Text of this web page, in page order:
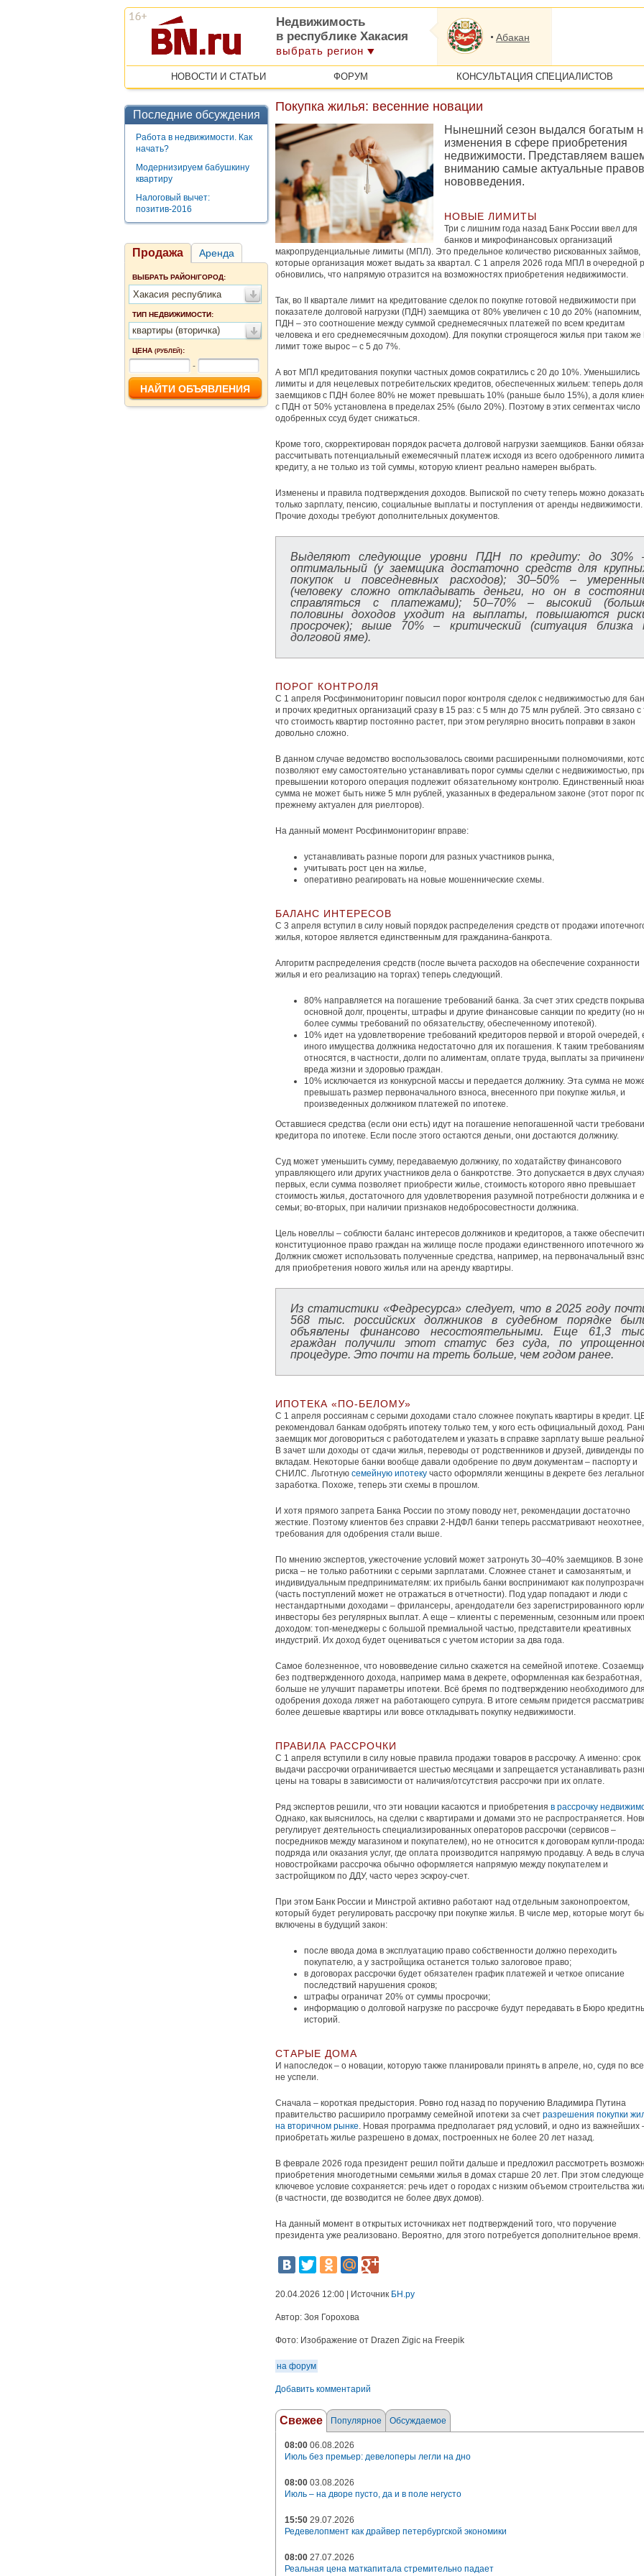
Недвижимость
в республике Хакасия
выбрать регион
Абакан
НОВОСТИ И СТАТЬИ ФОРУМ КОНСУЛЬТАЦИЯ СПЕЦИАЛИСТОВ
Последние обсуждения
Работа в недвижимости. Как
начать?
Модернизируем бабушкину
квартиру
Налоговый вычет:
позитив-2016
Продажа Аренда
ВЫБРАТЬ РАЙОН/ГОРОД:
Хакасия республика
ТИП НЕДВИЖИМОСТИ:
квартиры (вторичка)
ЦЕНА (РУБЛЕЙ):
-
Покупка жилья: весенние новации
Нынешний сезон выдался богатым
изменения в сфере приобретения
недвижимости. Представляем
вниманию самые актуальные
нововведения.
НОВЫЕ ЛИМИТЫ
Три с лишним года назад Банк России ввел для
банков и микрофинансовых организаций
макропруденциальные лимиты (МПЛ). Это предельное количество рискованных займов,
которые организация может выдать за квартал. С 1 апреля 2026 года МПЛ в очередной
обновились, что напрямую отразится на возможностях приобретения недвижимости.
Так, во II квартале лимит на кредитование сделок по покупке готовой недвижимости при
показателе долговой нагрузки (ПДН) заемщика от 80% увеличен с 10 до 20% (напомним,
ПДН – это соотношение между суммой среднемесячных платежей по всем кредитам
человека и его среднемесячным доходом). Для покупки строящегося жилья при таком
лимит тоже вырос – с 5 до 7%.
А вот МПЛ кредитования покупки частных домов сократились с 20 до 10%. Уменьшились
лимиты и для нецелевых потребительских кредитов, обеспеченных жильем: теперь доля
заемщиков с ПДН более 80% не может превышать 10% (раньше было 15%), а доля
с ПДН от 50% установлена в пределах 25% (было 20%). Поэтому в этих сегментах число
одобренных ссуд будет снижаться.
Кроме того, скорректирован порядок расчета долговой нагрузки заемщиков. Банки
рассчитывать потенциальный ежемесячный платеж исходя из всего одобренного
кредиту, а не только из той суммы, которую клиент реально намерен выбрать.
Изменены и правила подтверждения доходов. Выпиской по счету теперь можно доказать
только зарплату, пенсию, социальные выплаты и поступления от аренды недвижимости.
Прочие доходы требуют дополнительных документов.
Выделяют следующие уровни ПДН по кредиту: до 30%
оптимальный (у заемщика достаточно средств для
покупок и повседневных расходов); 30–50% –
(человеку сложно откладывать деньги, но он в
справляться с платежами); 50–70% – высокий
половины доходов уходит на выплаты, повышаются
просрочек); выше 70% – критический (ситуация близка
долговой яме).
ПОРОГ КОНТРОЛЯ
С 1 апреля Росфинмониторинг повысил порог контроля сделок с недвижимостью для
и прочих кредитных организаций сразу в 15 раз: с 5 млн до 75 млн рублей. Это связано с
что стоимость квартир постоянно растет, при этом регулярно вносить поправки в закон
довольно сложно.
В данном случае ведомство воспользовалось своими расширенными полномочиями,
позволяют ему самостоятельно устанавливать порог суммы сделки с недвижимостью,
превышении которого операция подлежит обязательному контролю. Единственный
сумма не может быть ниже 5 млн рублей, указанных в федеральном законе (этот порог
прежнему актуален для риелторов).
На данный момент Росфинмониторинг вправе:
устанавливать разные пороги для разных участников рынка,
учитывать рост цен на жилье,
оперативно реагировать на новые мошеннические схемы.
БАЛАНС ИНТЕРЕСОВ
С 3 апреля вступил в силу новый порядок распределения средств от продажи
жилья, которое является единственным для гражданина-банкрота.
Алгоритм распределения средств (после вычета расходов на обеспечение сохранности
жилья и его реализацию на торгах) теперь следующий.
80% направляется на погашение требований банка. За счет этих средств
основной долг, проценты, штрафы и другие финансовые санкции по кредиту (но
более суммы требований по обязательству, обеспеченному ипотекой).
10% идет на удовлетворение требований кредиторов первой и второй очередей,
иного имущества должника недостаточно для их погашения. К таким требованиям
относятся, в частности, долги по алиментам, оплате труда, выплаты за
вреда жизни и здоровью граждан.
10% исключается из конкурсной массы и передается должнику. Эта сумма не
превышать размер первоначального взноса, внесенного при покупке жилья, и
произведенных должником платежей по ипотеке.
Оставшиеся средства (если они есть) идут на погашение непогашенной части
кредитора по ипотеке. Если после этого остаются деньги, они достаются должнику.
Суд может уменьшить сумму, передаваемую должнику, по ходатайству финансового
управляющего или других участников дела о банкротстве. Это допускается в двух
первых, если сумма позволяет приобрести жилье, стоимость которого явно превышает
стоимость жилья, достаточного для удовлетворения разумной потребности должника и
семьи; во-вторых, при наличии признаков недобросовестности должника.
Цель новеллы – соблюсти баланс интересов должников и кредиторов, а также
конституционное право граждан на жилище после продажи единственного ипотечного
Должник сможет использовать полученные средства, например, на первоначальный
для приобретения нового жилья или на аренду квартиры.
Из статистики «Федресурса» следует, что в 2025 году
568 тыс. российских должников в судебном порядке
объявлены финансово несостоятельными. Еще 61,3
граждан получили этот статус без суда, по
процедуре. Это почти на треть больше, чем годом ранее.
ИПОТЕКА «ПО-БЕЛОМУ»
С 1 апреля россиянам с серыми доходами стало сложнее покупать квартиры в кредит.
рекомендовал банкам одобрять ипотеку только тем, у кого есть официальный доход.
заемщик мог договориться с работодателем и указать в справке зарплату выше
В зачет шли доходы от сдачи жилья, переводы от родственников и друзей, дивиденды по
вкладам. Некоторые банки вообще давали одобрение по двум документам – паспорту и
СНИЛС. Льготную семейную ипотеку часто оформляли женщины в декрете без
заработка. Похоже, теперь эти схемы в прошлом.
И хотя прямого запрета Банка России по этому поводу нет, рекомендации достаточно
жесткие. Поэтому клиентов без справки 2-НДФЛ банки теперь рассматривают
требования для одобрения стали выше.
По мнению экспертов, ужесточение условий может затронуть 30–40% заемщиков. В зоне
риска – не только работники с серыми зарплатами. Сложнее станет и самозанятым, и
индивидуальным предпринимателям: их прибыль банки воспринимают как
(часть поступлений может не отражаться в отчетности). Под удар попадают и люди с
нестандартными доходами – фрилансеры, арендодатели без зарегистрированного
инвесторы без регулярных выплат. А еще – клиенты с переменным, сезонным или
доходом: топ-менеджеры с большой премиальной частью, представители креативных
индустрий. Их доход будет оцениваться с учетом истории за два года.
Самое болезненное, что нововведение сильно скажется на семейной ипотеке.
без подтвержденного дохода, например мама в декрете, оформленная как безработная,
больше не улучшит параметры ипотеки. Всё бремя по подтверждению необходимого для
одобрения дохода ляжет на работающего супруга. В итоге семьям придется
более дешевые квартиры или вовсе откладывать покупку недвижимости.
ПРАВИЛА РАССРОЧКИ
С 1 апреля вступили в силу новые правила продажи товаров в рассрочку. А именно: срок
выдачи рассрочки ограничивается шестью месяцами и запрещается устанавливать
цены на товары в зависимости от наличия/отсутствия рассрочки при их оплате.
Ряд экспертов решили, что эти новации касаются и приобретения в рассрочку
Однако, как выяснилось, на сделки с квартирами и домами это не распространяется.
регулирует деятельность специализированных операторов рассрочки (сервисов –
посредников между магазином и покупателем), но не относится к договорам купли-
подряда или оказания услуг, где оплата производится напрямую продавцу. А ведь в
новостройками рассрочка обычно оформляется напрямую между покупателем и
застройщиком по ДДУ, часто через эскроу-счет.
При этом Банк России и Минстрой активно работают над отдельным законопроектом,
который будет регулировать рассрочку при покупке жилья. В числе мер, которые могут
включены в будущий закон:
после ввода дома в эксплуатацию право собственности должно переходить
покупателю, а у застройщика останется только залоговое право;
в договорах рассрочки будет обязателен график платежей и четкое описание
последствий нарушения сроков;
штрафы ограничат 20% от суммы просрочки;
информацию о долговой нагрузке по рассрочке будут передавать в Бюро
историй.
СТАРЫЕ ДОМА
И напоследок – о новации, которую также планировали принять в апреле, но, судя по
не успели.
Сначала – короткая предыстория. Ровно год назад по поручению Владимира Путина
правительство расширило программу семейной ипотеки за счет разрешения покупки
на вторичном рынке. Новая программа предполагает ряд условий, и одно из важнейших
приобретать жилье разрешено в домах, построенных не более 20 лет назад.
В феврале 2026 года президент решил пойти дальше и предложил рассмотреть
приобретения многодетными семьями жилья в домах старше 20 лет. При этом
ключевое условие сохраняется: речь идет о городах с низким объемом строительства
(в частности, где возводится не более двух домов).
На данный момент в открытых источниках нет подтверждений того, что поручение
президента уже реализовано. Вероятно, для этого потребуется дополнительное время.
20.04.2026 12:00 | Источник БН.ру
Автор: Зоя Горохова
Фото: Изображение от Drazen Zigic на Freepik
на форум
Добавить комментарий
Свежее Популярное Обсуждаемое
08:00 06.08.2026
Июль без премьер: девелоперы легли на дно
08:00 03.08.2026
Июль – на дворе пусто, да и в поле негусто
15:50 29.07.2026
Редевелопмент как драйвер петербургской экономики
08:00 27.07.2026
Реальная цена маткапитала стремительно падает